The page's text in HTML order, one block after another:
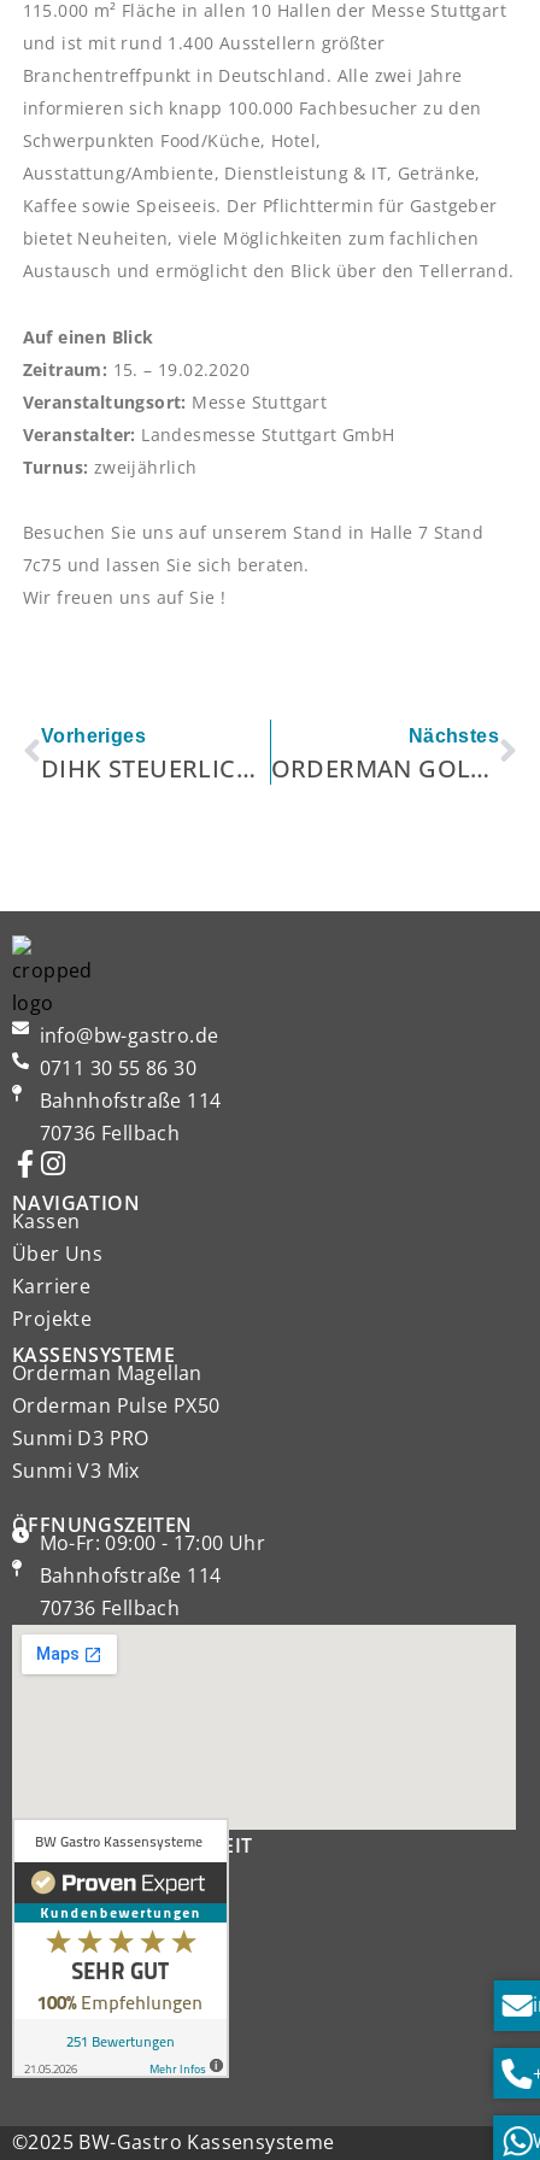
115.000 m² Fläche in allen 10 Hallen der Messe Stuttgart
und ist mit rund 1.400 Ausstellern größter
Branchentreffpunkt in Deutschland. Alle zwei Jahre
informieren sich knapp 100.000 Fachbesucher zu den
Schwerpunkten Food/Küche, Hotel,
Ausstattung/Ambiente, Dienstleistung & IT, Getränke,
Kaffee sowie Speiseeis. Der Pflichttermin für Gastgeber
bietet Neuheiten, viele Möglichkeiten zum fachlichen
Austausch und ermöglicht den Blick über den Tellerrand.
Auf einen Blick
Zeitraum: 15. – 19.02.2020
Veranstaltungsort: Messe Stuttgart
Veranstalter: Landesmesse Stuttgart GmbH
Turnus: zweijährlich
Besuchen Sie uns auf unserem Stand in Halle 7 Stand
7c75 und lassen Sie sich beraten.
Wir freuen uns auf Sie !
Zurück
Vorheriges
DIHK STEUERLICHE ANFORDERUNGEN
Nächstes
ORDERMAN GOLD PARTNER
info@bw-gastro.de
0711 30 55 86 30
Bahnhofstraße 114
70736 Fellbach
NAVIGATION
Kassen
Über Uns
Karriere
Projekte
KASSENSYSTEME
Orderman Magellan
Orderman Pulse PX50
Sunmi D3 PRO
Sunmi V3 Mix
ÖFFNUNGSZEITEN
Mo-Fr: 09:00 - 17:00 Uhr
Bahnhofstraße 114
70736 Fellbach
KUNDENZUFRIEDENHEIT
©2025 BW-Gastro Kassensysteme